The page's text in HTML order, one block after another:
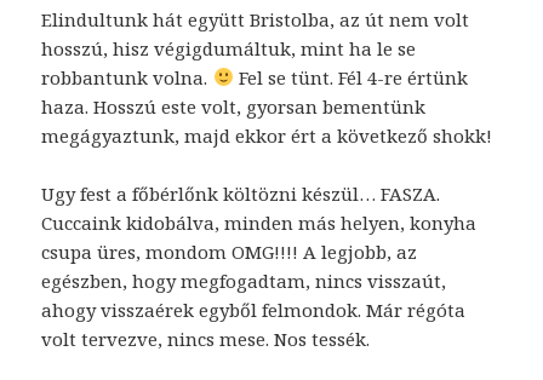
Elindultunk hát együtt Bristolba, az út nem volt
hosszú, hisz végigdumáltuk, mint ha le se
robbantunk volna.
Fel se tünt. Fél 4-re értünk
haza. Hosszú este volt, gyorsan bementünk
megágyaztunk, majd ekkor ért a következő shokk!
Ugy fest a főbérlőnk költözni készül… FASZA.
Cuccaink kidobálva, minden más helyen, konyha
csupa üres, mondom OMG!!!! A legjobb, az
egészben, hogy megfogadtam, nincs visszaút,
ahogy visszaérek egyből felmondok. Már régóta
volt tervezve, nincs mese. Nos tessék.